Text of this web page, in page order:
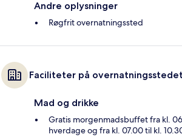
Andre oplysninger
Røgfrit overnatningssted
Faciliteter på overnatningsstedet
Mad og drikke
Gratis morgenmadsbuffet fra kl.
hverdage og fra kl. 07.00 til kl.